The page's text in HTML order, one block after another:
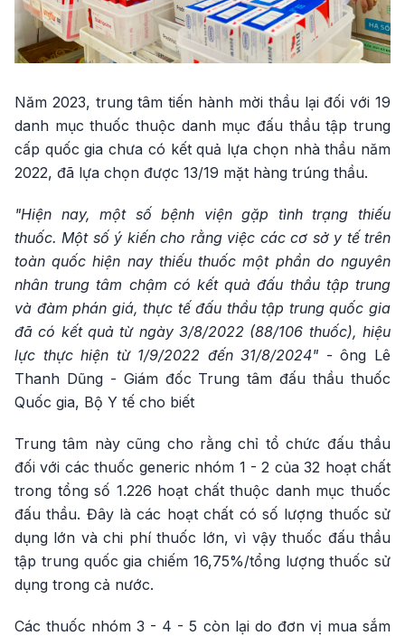
Năm 2023, trung tâm tiến hành mời thầu lại đối với 19
danh mục thuốc thuộc danh mục đấu thầu tập trung
cấp quốc gia chưa có kết quả lựa chọn nhà thầu năm
2022, đã lựa chọn được 13/19 mặt hàng trúng thầu.
"Hiện nay, một số bệnh viện gặp tình trạng thiếu
thuốc. Một số ý kiến cho rằng việc các cơ sở y tế trên
toàn quốc hiện nay thiếu thuốc một phần do nguyên
nhân trung tâm chậm có kết quả đấu thầu tập trung
và đàm phán giá, thực tế đấu thầu tập trung quốc gia
đã có kết quả từ ngày 3/8/2022 (88/106 thuốc), hiệu
lực thực hiện từ 1/9/2022 đến 31/8/2024" - ông Lê
Thanh Dũng - Giám đốc Trung tâm đấu thầu thuốc
Quốc gia, Bộ Y tế cho biết
Trung tâm này cũng cho rằng chỉ tổ chức đấu thầu
đối với các thuốc generic nhóm 1 - 2 của 32 hoạt chất
trong tổng số 1.226 hoạt chất thuộc danh mục thuốc
đấu thầu. Đây là các hoạt chất có số lượng thuốc sử
dụng lớn và chi phí thuốc lớn, vì vậy thuốc đấu thầu
tập trung quốc gia chiếm 16,75%/tổng lượng thuốc sử
dụng trong cả nước.
Các thuốc nhóm 3 - 4 - 5 còn lại do đơn vị mua sắm